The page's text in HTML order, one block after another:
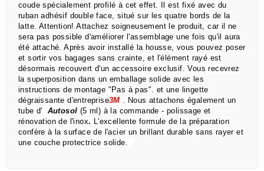
coude spécialement profilé à cet effet.
Il est fixé avec du
ruban adhésif double face, situé sur les quatre bords de la
latte. Attention!Attachez soigneusement le produit, car il ne
sera pas possible d'améliorer l'assemblage une fois qu'il aura
été attaché.Après avoir installé la housse, vous pouvez poser
et sortir vos bagages sans crainte,et l'élément rayé est
désormais recouvert d'un accessoire exclusif.Vous recevrez
la superposition dans un emballage solide avec les
instructions de montage "Pas à pas". et une lingette
dégraissante d'entreprise3M . Nous attachons également un
tube d'
Autosol (5 ml) à la commande - polissage et
rénovation de l'inox. L'excellente formule de la préparation
confère à la surface de l'acier un brillant durable sans rayer et
une couche protectrice solide.